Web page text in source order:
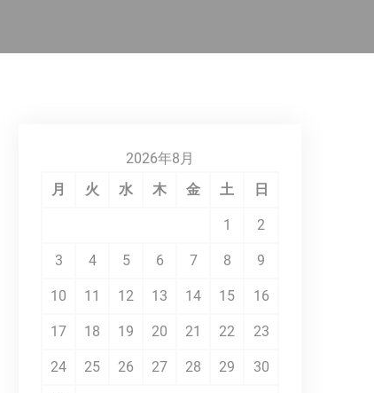
2026年8月
月
火 水 木 金 土 日
1 2
3 4 5 6 7 8 9
10 11 12 13 14 15 16
17 18 19 20 21 22 23
24 25 26 27 28 29 30